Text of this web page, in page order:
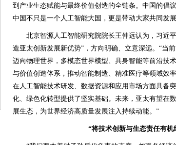
到产业生态赋能与最终价值创造的全链条。中国的倡
中国不只是一个人工智能大国，更是带动大家共同发展
北京智源人工智能研究院院长王仲远认为，习近平
造亚太创新发展新优势”，方向明确、立意深远。“当
迈向物理世界，多模态世界模型、具身智能等前沿技
与价值创造体系，推动智能制造、精准医疗等领域效
在人工智能技术研发、数据资源和应用市场方面具备
化、绿色化转型提供了坚实基础。未来，亚太有望在
展生态，为世界经济高质量发展注入持续动能。”
“将技术创新与生态责任有机